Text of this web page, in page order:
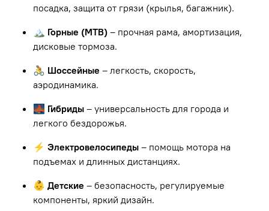
посадка, защита от грязи (крылья, багажник).
🏔 Горные (MTB) – прочная рама, амортизация,
дисковые тормоза.
🚴 Шоссейные – легкость, скорость,
аэродинамика.
🌉 Гибриды – универсальность для города и
легкого бездорожья.
⚡ Электровелосипеды – помощь мотора на
подъемах и длинных дистанциях.
👶 Детские – безопасность, регулируемые
компоненты, яркий дизайн.